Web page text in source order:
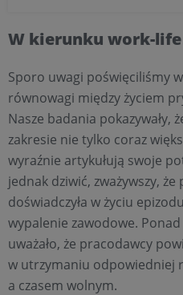
W kierunku work-life
Sporo uwagi poświęciliśmy
równowagi między życiem
Nasze badania pokazywały,
zakresie nie tylko coraz
wyraźnie artykułują swoje
jednak dziwić, zważywszy,
doświadczyła w życiu
wypalenie zawodowe.
uważało, że pracodawcy
w utrzymaniu odpowiedniej
a czasem wolnym.